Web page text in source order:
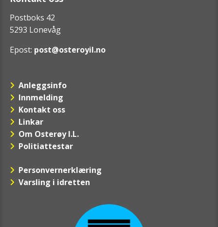
Postboks 42
5293 Lonevåg
Epost: post@osteroyil.no
Anleggsinfo
Innmelding
Kontakt oss
Linkar
Om Osterøy I.L.
Politiattestar
Personvernerklæring
Varsling i idretten